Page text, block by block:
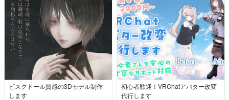
ビスクドール質感の3Dモデル制作
します
初心者歓迎！VRChatアバター改変
代行します